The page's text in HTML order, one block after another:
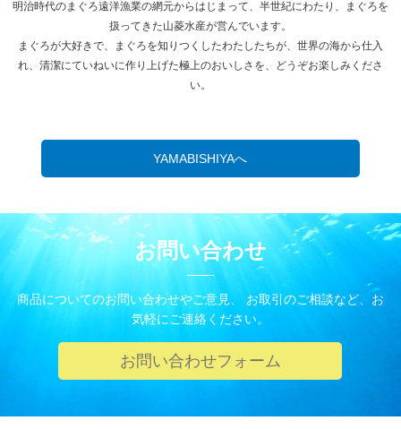
明治時代のまぐろ遠洋漁業の網元からはじまって、半世紀にわたり、まぐろを
扱ってきた山菱水産が営んでいます。
まぐろが大好きで、まぐろを知りつくしたわたしたちが、世界の海から仕入
れ、清潔にていねいに作り上げた極上のおいしさを、どうぞお楽しみくださ
い。
YAMABISHIYAへ
お問い合わせ
商品についてのお問い合わせやご意見、 お取引のご相談など、お
気軽にご連絡ください。
お問い合わせフォーム